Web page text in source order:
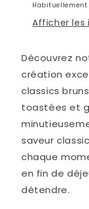
Afficher les
Découvrez
création
classics
toastées et
saveur
chaque
en fin de
détendre.